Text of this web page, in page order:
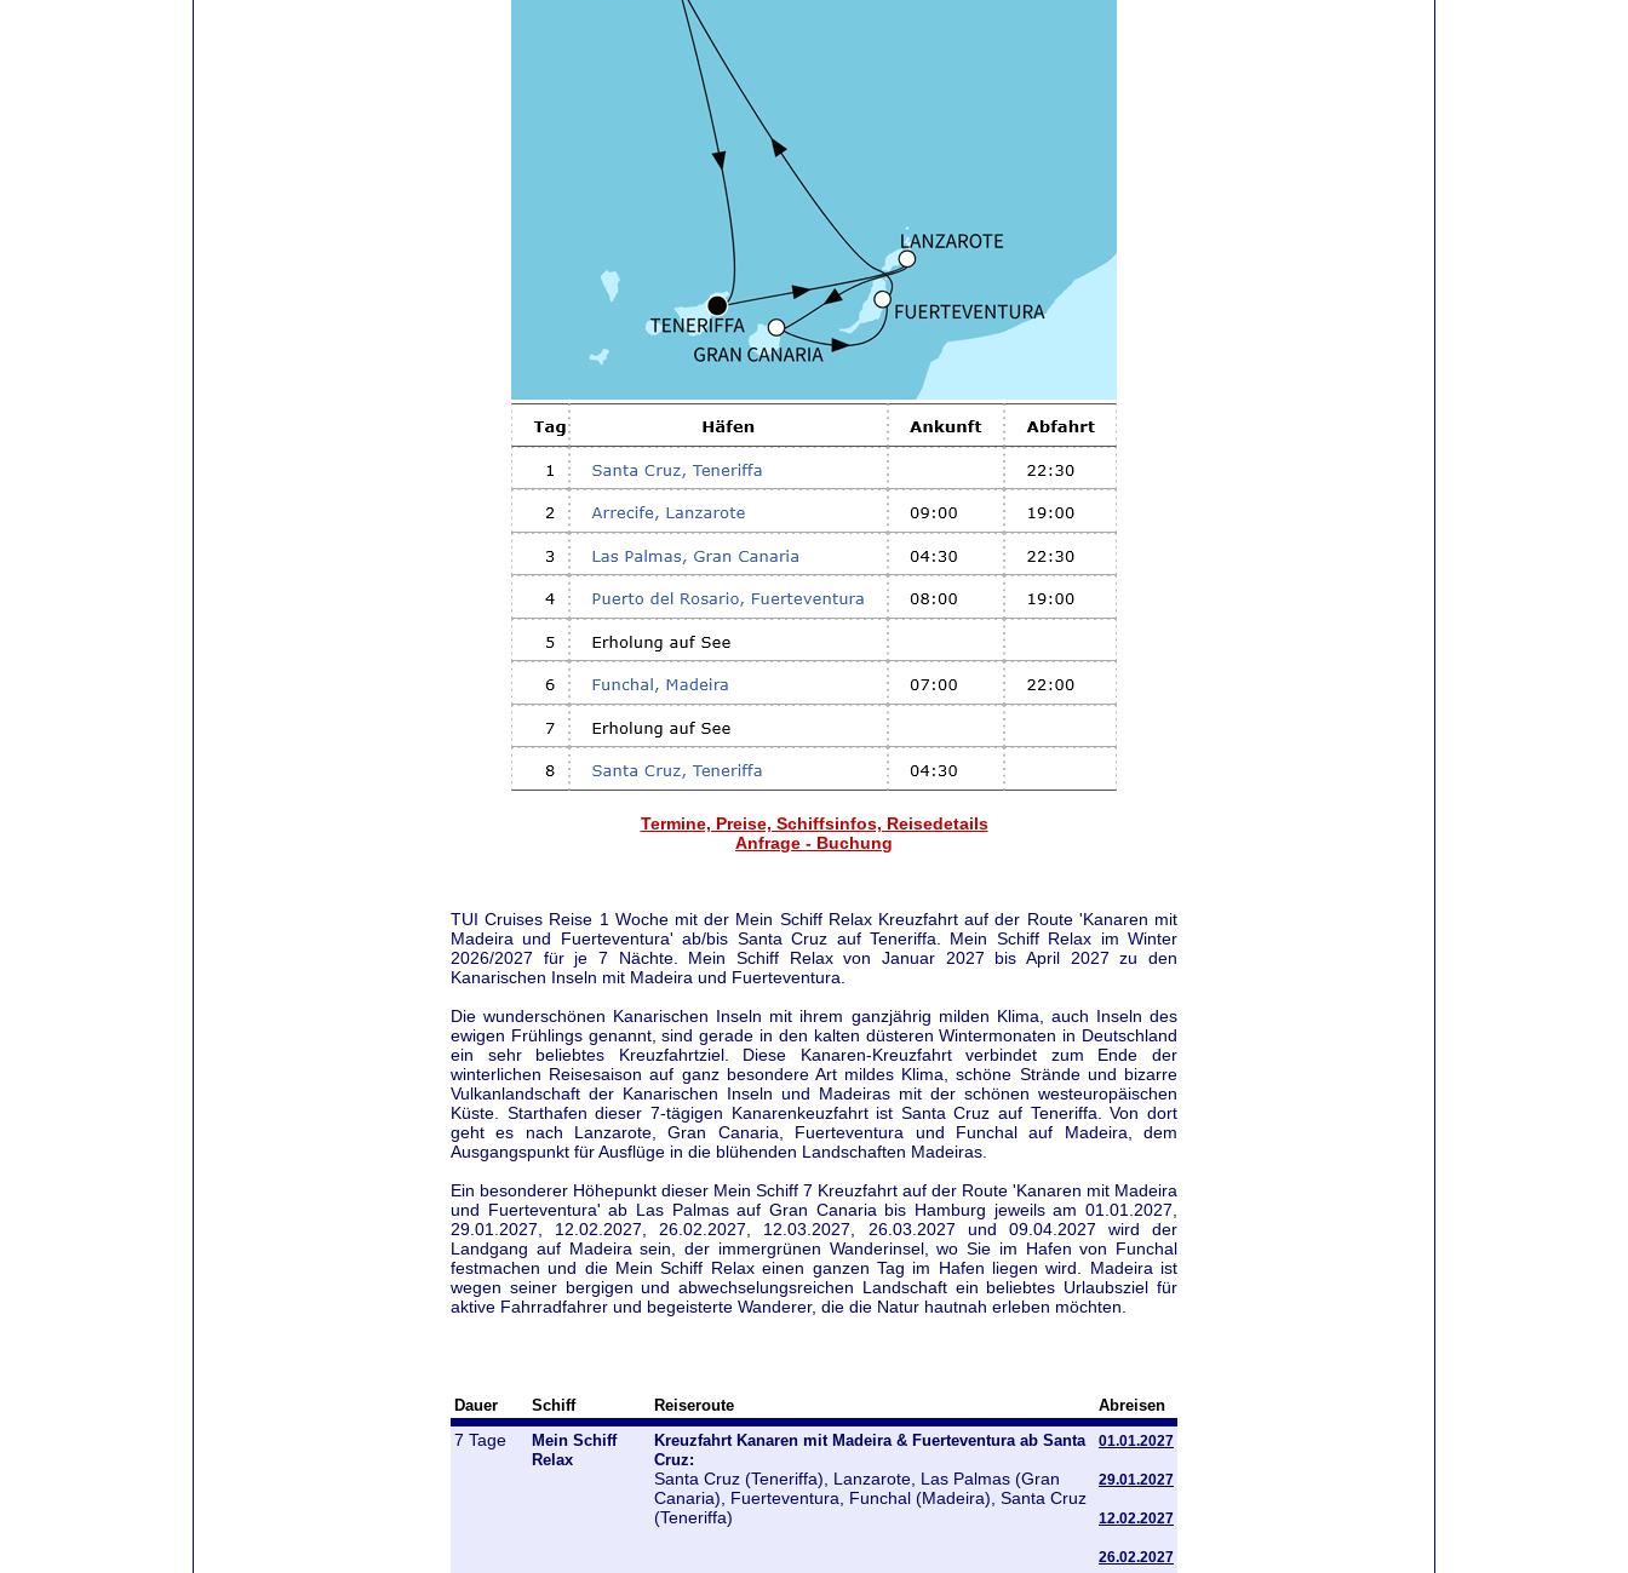
Termine, Preise, Schiffsinfos, Reisedetails
Anfrage - Buchung
TUI Cruises Reise 1 Woche mit der Mein Schiff Relax Kreuzfahrt auf der Route 'Kanaren mit
Madeira und Fuerteventura' ab/bis Santa Cruz auf Teneriffa. Mein Schiff Relax im Winter
2026/2027 für je 7 Nächte. Mein Schiff Relax von Januar 2027 bis April 2027 zu den
Kanarischen Inseln mit Madeira und Fuerteventura.
Die wunderschönen Kanarischen Inseln mit ihrem ganzjährig milden Klima, auch Inseln des
ewigen Frühlings genannt, sind gerade in den kalten düsteren Wintermonaten in Deutschland
ein sehr beliebtes Kreuzfahrtziel. Diese Kanaren-Kreuzfahrt verbindet zum Ende der
winterlichen Reisesaison auf ganz besondere Art mildes Klima, schöne Strände und bizarre
Vulkanlandschaft der Kanarischen Inseln und Madeiras mit der schönen westeuropäischen
Küste. Starthafen dieser 7-tägigen Kanarenkeuzfahrt ist Santa Cruz auf Teneriffa. Von dort
geht es nach Lanzarote, Gran Canaria, Fuerteventura und Funchal auf Madeira, dem
Ausgangspunkt für Ausflüge in die blühenden Landschaften Madeiras.
Ein besonderer Höhepunkt dieser Mein Schiff 7 Kreuzfahrt auf der Route 'Kanaren mit Madeira
und Fuerteventura' ab Las Palmas auf Gran Canaria bis Hamburg jeweils am 01.01.2027,
29.01.2027, 12.02.2027, 26.02.2027, 12.03.2027, 26.03.2027 und 09.04.2027 wird der
Landgang auf Madeira sein, der immergrünen Wanderinsel, wo Sie im Hafen von Funchal
festmachen und die Mein Schiff Relax einen ganzen Tag im Hafen liegen wird. Madeira ist
wegen seiner bergigen und abwechselungsreichen Landschaft ein beliebtes Urlaubsziel für
aktive Fahrradfahrer und begeisterte Wanderer, die die Natur hautnah erleben möchten.
Dauer Schiff Reiseroute Abreisen
7 Tage
Mein Schiff
Relax
Kreuzfahrt Kanaren mit Madeira & Fuerteventura ab Santa
Cruz:
Santa Cruz (Teneriffa), Lanzarote, Las Palmas (Gran
Canaria), Fuerteventura, Funchal (Madeira), Santa Cruz
(Teneriffa)
01.01.2027
29.01.2027
12.02.2027
26.02.2027